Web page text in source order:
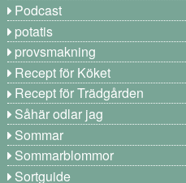
Podcast
potatis
provsmakning
Recept för Köket
Recept för Trädgården
Såhär odlar jag
Sommar
Sommarblommor
Sortguide